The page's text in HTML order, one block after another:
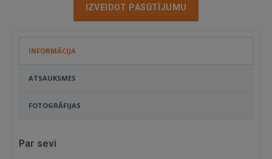
IZVEIDOT PASŪTĪJUMU
INFORMĀCIJA
ATSAUKSMES
FOTOGRĀFIJAS
Par sevi